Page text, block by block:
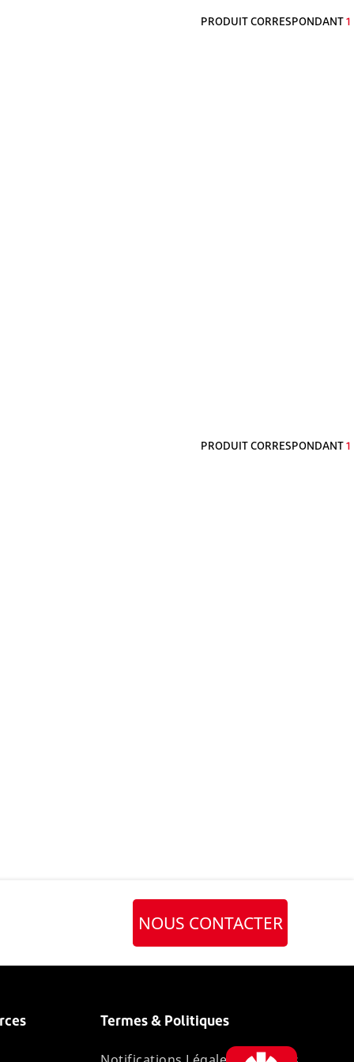
PRODUIT CORRESPONDANT 1
PRODUIT CORRESPONDANT 1
NOUS CONTACTER
Termes & Politiques